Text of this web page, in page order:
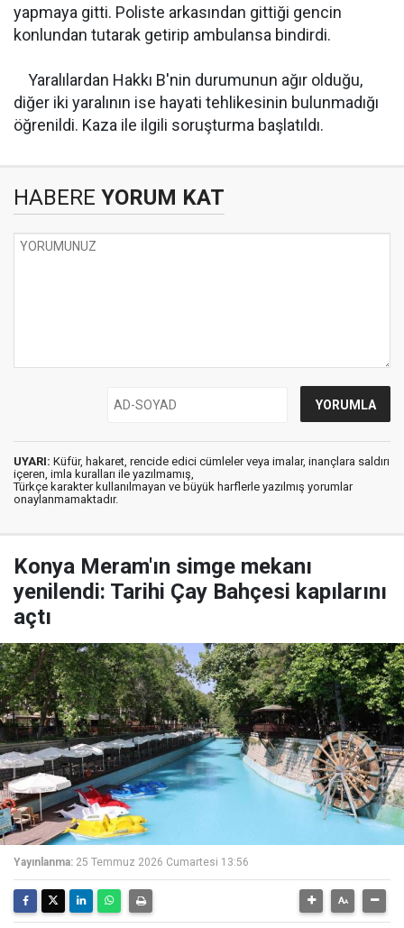
yapmaya gitti. Poliste arkasından gittiği gencin
konlundan tutarak getirip ambulansa bindirdi.
Yaralılardan Hakkı B'nin durumunun ağır olduğu,
diğer iki yaralının ise hayati tehlikesinin bulunmadığı
öğrenildi. Kaza ile ilgili soruşturma başlatıldı.
HABERE YORUM KAT
UYARI: Küfür, hakaret, rencide edici cümleler veya imalar, inançlara saldırı
içeren, imla kuralları ile yazılmamış,
Türkçe karakter kullanılmayan ve büyük harflerle yazılmış yorumlar
onaylanmamaktadır.
Konya Meram'ın simge mekanı
yenilendi: Tarihi Çay Bahçesi kapılarını
açtı
Yayınlanma: 25 Temmuz 2026 Cumartesi 13:56